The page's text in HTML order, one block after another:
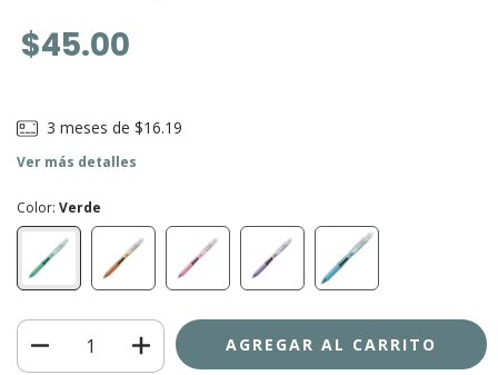
$45.00
3 meses de $16.19
Ver más detalles
Color: Verde